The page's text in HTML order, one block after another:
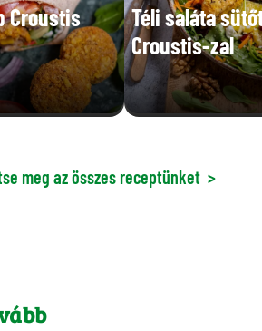
Croustis
Téli saláta
Croustis-zal
meg az összes receptünket >